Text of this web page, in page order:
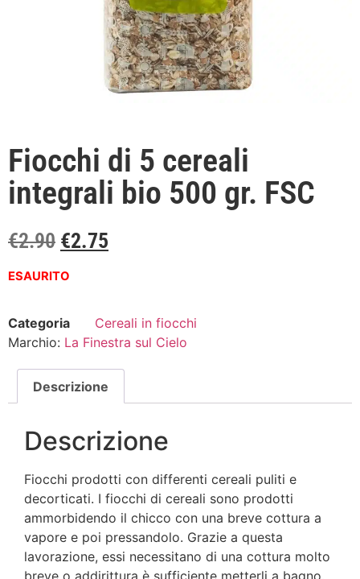
Fiocchi di 5 cereali
integrali bio 500 gr. FSC
€2.90 €2.75
ESAURITO
Categoria
Cereali in fiocchi
Marchio: La Finestra sul Cielo
Descrizione
Descrizione
Fiocchi prodotti con differenti cereali puliti e
decorticati. I fiocchi di cereali sono prodotti
ammorbidendo il chicco con una breve cottura a
vapore e poi pressandolo. Grazie a questa
lavorazione, essi necessitano di una cottura molto